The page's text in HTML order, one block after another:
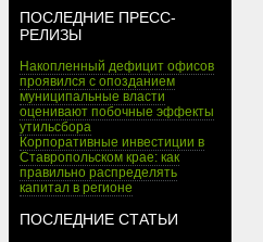
ПОСЛЕДНИЕ ПРЕСС-
РЕЛИЗЫ
Накопленный дефицит офисов
проявился с опозданием
муниципальные власти
оценивают побочные эффекты
утильсбора
Корпоративные инвестиции в
Ставропольском крае: как
правильно распределять
капитал в регионе
ПОСЛЕДНИЕ СТАТЬИ